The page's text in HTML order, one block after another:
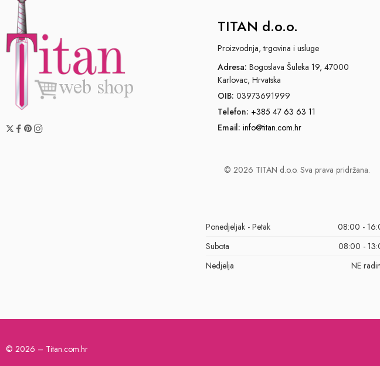
TITAN d.o.o.
Proizvodnja, trgovina i usluge
Adresa: Bogoslava Šuleka 19, 47000
Karlovac, Hrvatska
OIB: 03973691999
Telefon: +385 47 63 63 11
Email: info@titan.com.hr
© 2026 TITAN d.o.o. Sva prava pridržana.
Ponedjeljak - Petak
08:00 -
Subota
08:00 -
Nedjelja
NE
© 2026 – Titan.com.hr